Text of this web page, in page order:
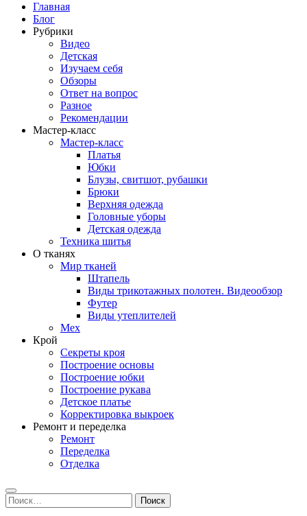
Главная
Блог
Рубрики
Видео
Детская
Изучаем себя
Обзоры
Ответ на вопрос
Разное
Рекомендации
Мастер-класс
Мастер-класс
Платья
Юбки
Блузы, свитшот, рубашки
Брюки
Верхняя одежда
Головные уборы
Детская одежда
Техника шитья
О тканях
Мир тканей
Штапель
Виды трикотажных полотен. Видеообзор
Футер
Виды утеплителей
Мех
Крой
Секреты кроя
Построение основы
Построение юбки
Построение рукава
Детское платье
Корректировка выкроек
Ремонт и переделка
Ремонт
Переделка
Отделка
Search
Найти: